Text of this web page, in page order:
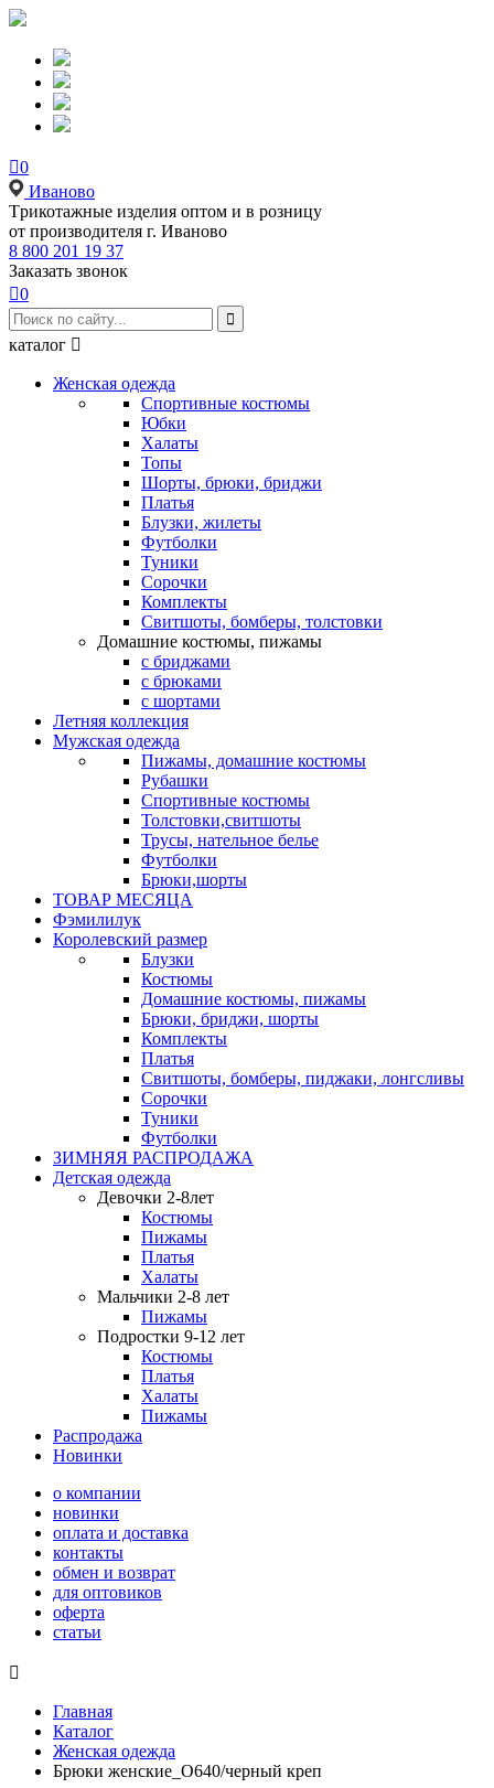
0
Иваново
Tрикотажные изделия оптом и в розницу
от производителя г. Иваново
8 800 201 19 37
Заказать звонок
0

каталог 
Женская одежда
Спортивные костюмы
Юбки
Халаты
Топы
Шорты, брюки, бриджи
Платья
Блузки, жилеты
Футболки
Туники
Сорочки
Комплекты
Свитшоты, бомберы, толстовки
Домашние костюмы, пижамы
с бриджами
с брюками
с шортами
Летняя коллекция
Мужская одежда
Пижамы, домашние костюмы
Рубашки
Спортивные костюмы
Толстовки,свитшоты
Трусы, нательное белье
Футболки
Брюки,шорты
ТОВАР МЕСЯЦА
Фэмилилук
Королевский размер
Блузки
Костюмы
Домашние костюмы, пижамы
Брюки, бриджи, шорты
Комплекты
Платья
Свитшоты, бомберы, пиджаки, лонгсливы
Сорочки
Туники
Футболки
ЗИМНЯЯ РАСПРОДАЖА
Детская одежда
Девочки 2-8лет
Костюмы
Пижамы
Платья
Халаты
Мальчики 2-8 лет
Пижамы
Подростки 9-12 лет
Костюмы
Платья
Халаты
Пижамы
Распродажа
Новинки
о компании
новинки
оплата и доставка
контакты
обмен и возврат
для оптовиков
оферта
статьи

Главная
Каталог
Женская одежда
Брюки женские_О640/черный креп